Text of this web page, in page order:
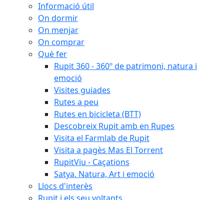
Informació útil
On dormir
On menjar
On comprar
Què fer
Rupit 360 - 360º de patrimoni, natura i
emoció
Visites guiades
Rutes a peu
Rutes en bicicleta (BTT)
Descobreix Rupit amb en Rupes
Visita el Farmlab de Rupit
Visita a pagès Mas El Torrent
RupitViu - Caçations
Satya. Natura, Art i emoció
Llocs d'interès